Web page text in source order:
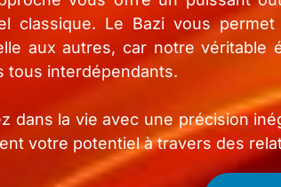
classique. Le Bazi vous
aux autres, car notre véritable
tous interdépendants.
dans la vie avec une précision
votre potentiel à travers des